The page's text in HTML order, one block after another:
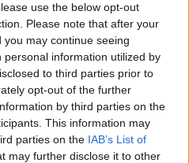
use the below opt-out
Please note that after your
may continue seeing
information utilized by
to third parties prior to
opt-out of the further
by third parties on the
This information may
parties on the IAB’s List of
may further disclose it to other
την ελληνική